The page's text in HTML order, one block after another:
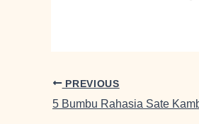
PREVIOUS
5 Bumbu Rahasia Sate